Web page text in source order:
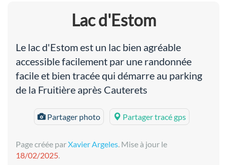
Lac d'Estom
Le lac d'Estom est un lac bien agréable
accessible facilement par une randonnée
facile et bien tracée qui démarre au parking
de la Fruitière après Cauterets
Partager photo Partager tracé gps
Page créée parXavier Argeles. Mise à jour le
18/02/2025.